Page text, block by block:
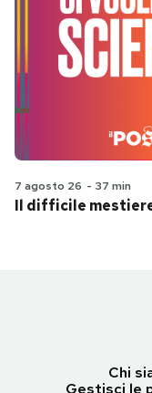
7 agosto 26 - 37 min
Il difficile
Chi
Gestisci le